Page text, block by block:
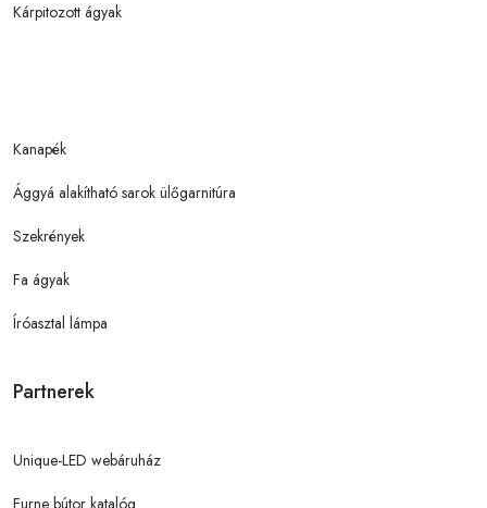
Kárpitozott ágyak
Kanapék
Ággyá alakítható sarok ülőgarnitúra
Szekrények
Fa ágyak
Íróasztal lámpa
Partnerek
Unique-LED webáruház
Furne bútor katalóg